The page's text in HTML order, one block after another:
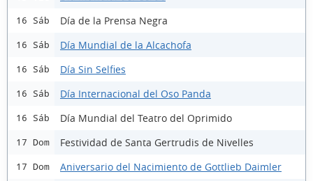
16 Sáb Día de la Prensa Negra
16 Sáb Día Mundial de la Alcachofa
16 Sáb Día Sin Selfies
16 Sáb Día Internacional del Oso Panda
16 Sáb Día Mundial del Teatro del Oprimido
17 Dom Festividad de Santa Gertrudis de Nivelles
17 Dom Aniversario del Nacimiento de Gottlieb Daimler